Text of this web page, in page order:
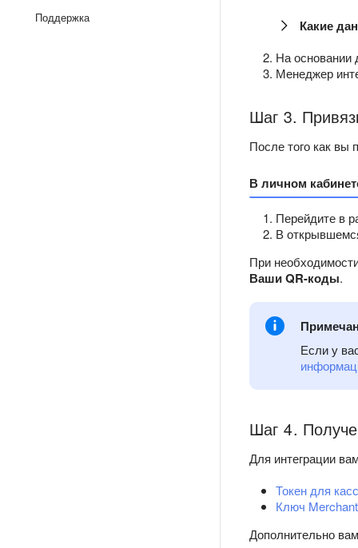
Поддержка
Какие
На основании
Менеджер
Шаг 3.
После того как вы
В личном
Перейдите в
В
При
Ваши QR-коды.
Если у
Шаг 4.
Для интеграции
Токен для
Ключ
Дополнительно